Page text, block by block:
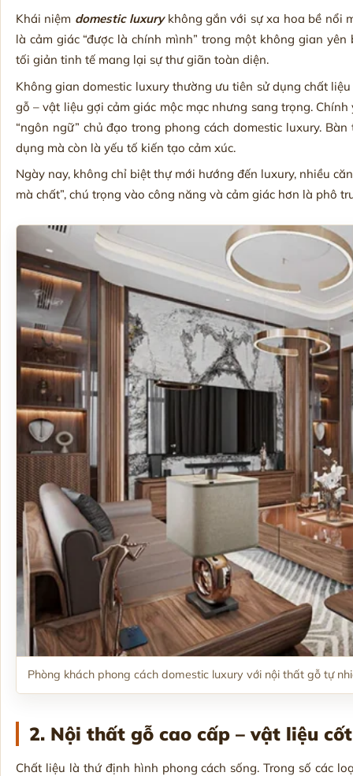
Khái niệm domestic luxurykhông gắn với sự xa hoa bề nổi
là cảm giác “được là chính mình” trong một không gian
tối giản tinh tế mang lại sự thư giãn toàn diện.
Không gian domestic luxury thường ưu tiên sử dụng chất
gỗ – vật liệu gợi cảm giác mộc mạc nhưng sang trọng.
“ngôn ngữ” chủ đạo trong phong cách domestic luxury.
dụng mà còn là yếu tố kiến tạo cảm xúc.
Ngày nay, không chỉ biệt thự mới hướng đến luxury, nhiều
mà chất”, chú trọng vào công năng và cảm giác hơn là phô
Phòng khách phong cách domestic luxury với nội thất gỗ tự
2. Nội thất gỗ cao cấp – vật liệu
Chất liệu là thứ định hình phong cách sống. Trong số các